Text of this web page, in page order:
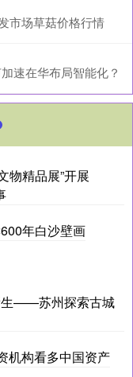
市场草菇价格行情
速在华布局智能化？
精品展”开展
年白沙壁画
生——苏州探索古城
机构看多中国资产